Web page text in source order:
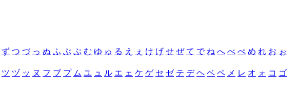
ず つ づ っ ぬ ふ ぶ ぷ む ゆ ゅ る え ぇ け げ せ ぜ て で ね へ べ ぺ め れ お ぉ
ツ ヅ ッ ヌ フ ブ プ ム ユ ュ ル エ ェ ケ ゲ セ ゼ テ デ ヘ ベ ペ メ レ オ ォ コ ゴ